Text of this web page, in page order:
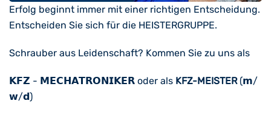
Erfolg beginnt immer mit einer richtigen Entscheidung.
Entscheiden Sie sich für die HEISTERGRUPPE.
Schrauber aus Leidenschaft? Kommen Sie zu uns als
𝗞𝗙𝗭 - 𝗠𝗘𝗖𝗛𝗔𝗧𝗥𝗢𝗡𝗜𝗞𝗘𝗥 oder als KFZ-MEISTER(𝗺/
𝘄/𝗱)